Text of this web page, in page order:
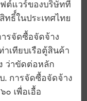
ฟต์แวร์ของบริษัทที่
ธิ์์ในประเทศไทย
รจัดซื้อจัดจ้าง
าเทียบเรือตู้สินค้า
ว่าขัดต่อหลัก
การจัดซื้อจัดจ้าง
เพื่อเอื้อ